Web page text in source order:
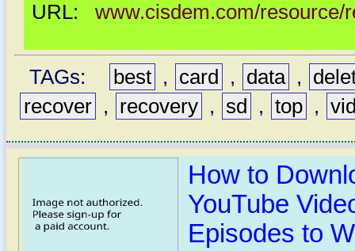
URL: www.cisdem.com/resource/
TAGs: best , card , data ,
recover , recovery , sd , top ,
How to
YouTube
Episodes to